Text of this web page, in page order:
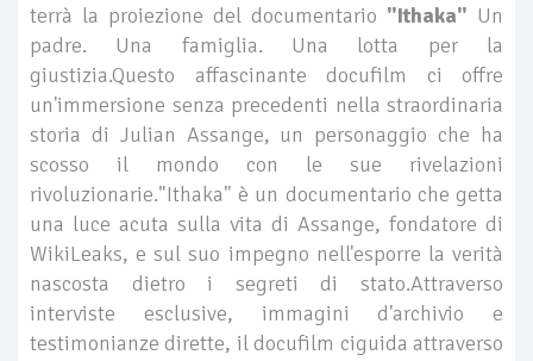
terrà la proiezione del documentario "Ithaka" Un
padre. Una famiglia. Una lotta per la
giustizia.Questo affascinante docufilm ci offre
un'immersione senza precedenti nella straordinaria
storia di Julian Assange, un personaggio che ha
scosso il mondo con le sue rivelazioni
rivoluzionarie."Ithaka" è un documentario che getta
una luce acuta sulla vita di Assange, fondatore di
WikiLeaks, e sul suo impegno nell'esporre la verità
nascosta dietro i segreti di stato.Attraverso
interviste esclusive, immagini d'archivio e
testimonianze dirette, il docufilm ciguida attraverso